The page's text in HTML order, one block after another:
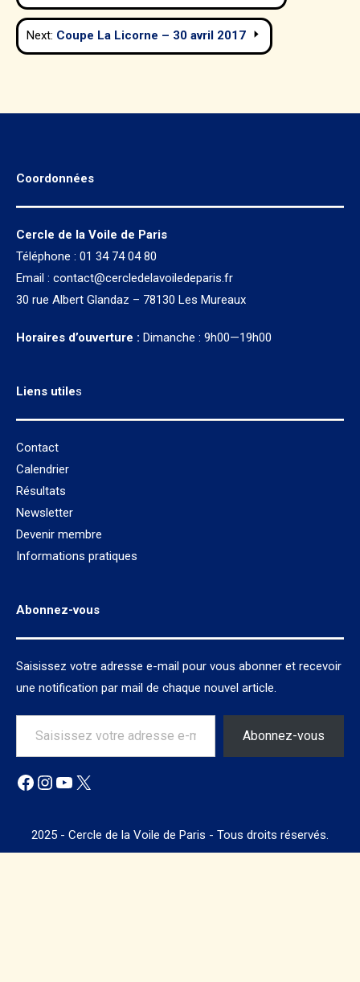
de
l’article
Next: Coupe La Licorne – 30 avril 2017
Coordonnées
Cercle de la Voile de Paris
Téléphone : 01 34 74 04 80
Email : contact@cercledelavoiledeparis.fr
30 rue Albert Glandaz – 78130 Les Mureaux
Horaires d’ouverture : Dimanche : 9h00—19h00
Liens utiles
Contact
Calendrier
Résultats
Newsletter
Devenir membre
Informations pratiques
Abonnez-vous
Saisissez votre adresse e-mail pour vous abonner et recevoir
une notification par mail de chaque nouvel article.
Saisissez votre adresse e-mail…
Abonnez-vous
Facebook
Instagram
YouTube
X
2025 - Cercle de la Voile de Paris - Tous droits réservés.